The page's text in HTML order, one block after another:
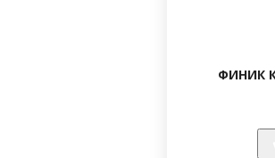
ФИНИК